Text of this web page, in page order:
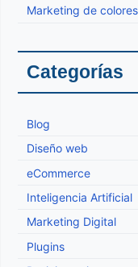
Marketing de
Categorías
Blog
Diseño web
eCommerce
Inteligencia Artificial
Marketing Digital
Plugins